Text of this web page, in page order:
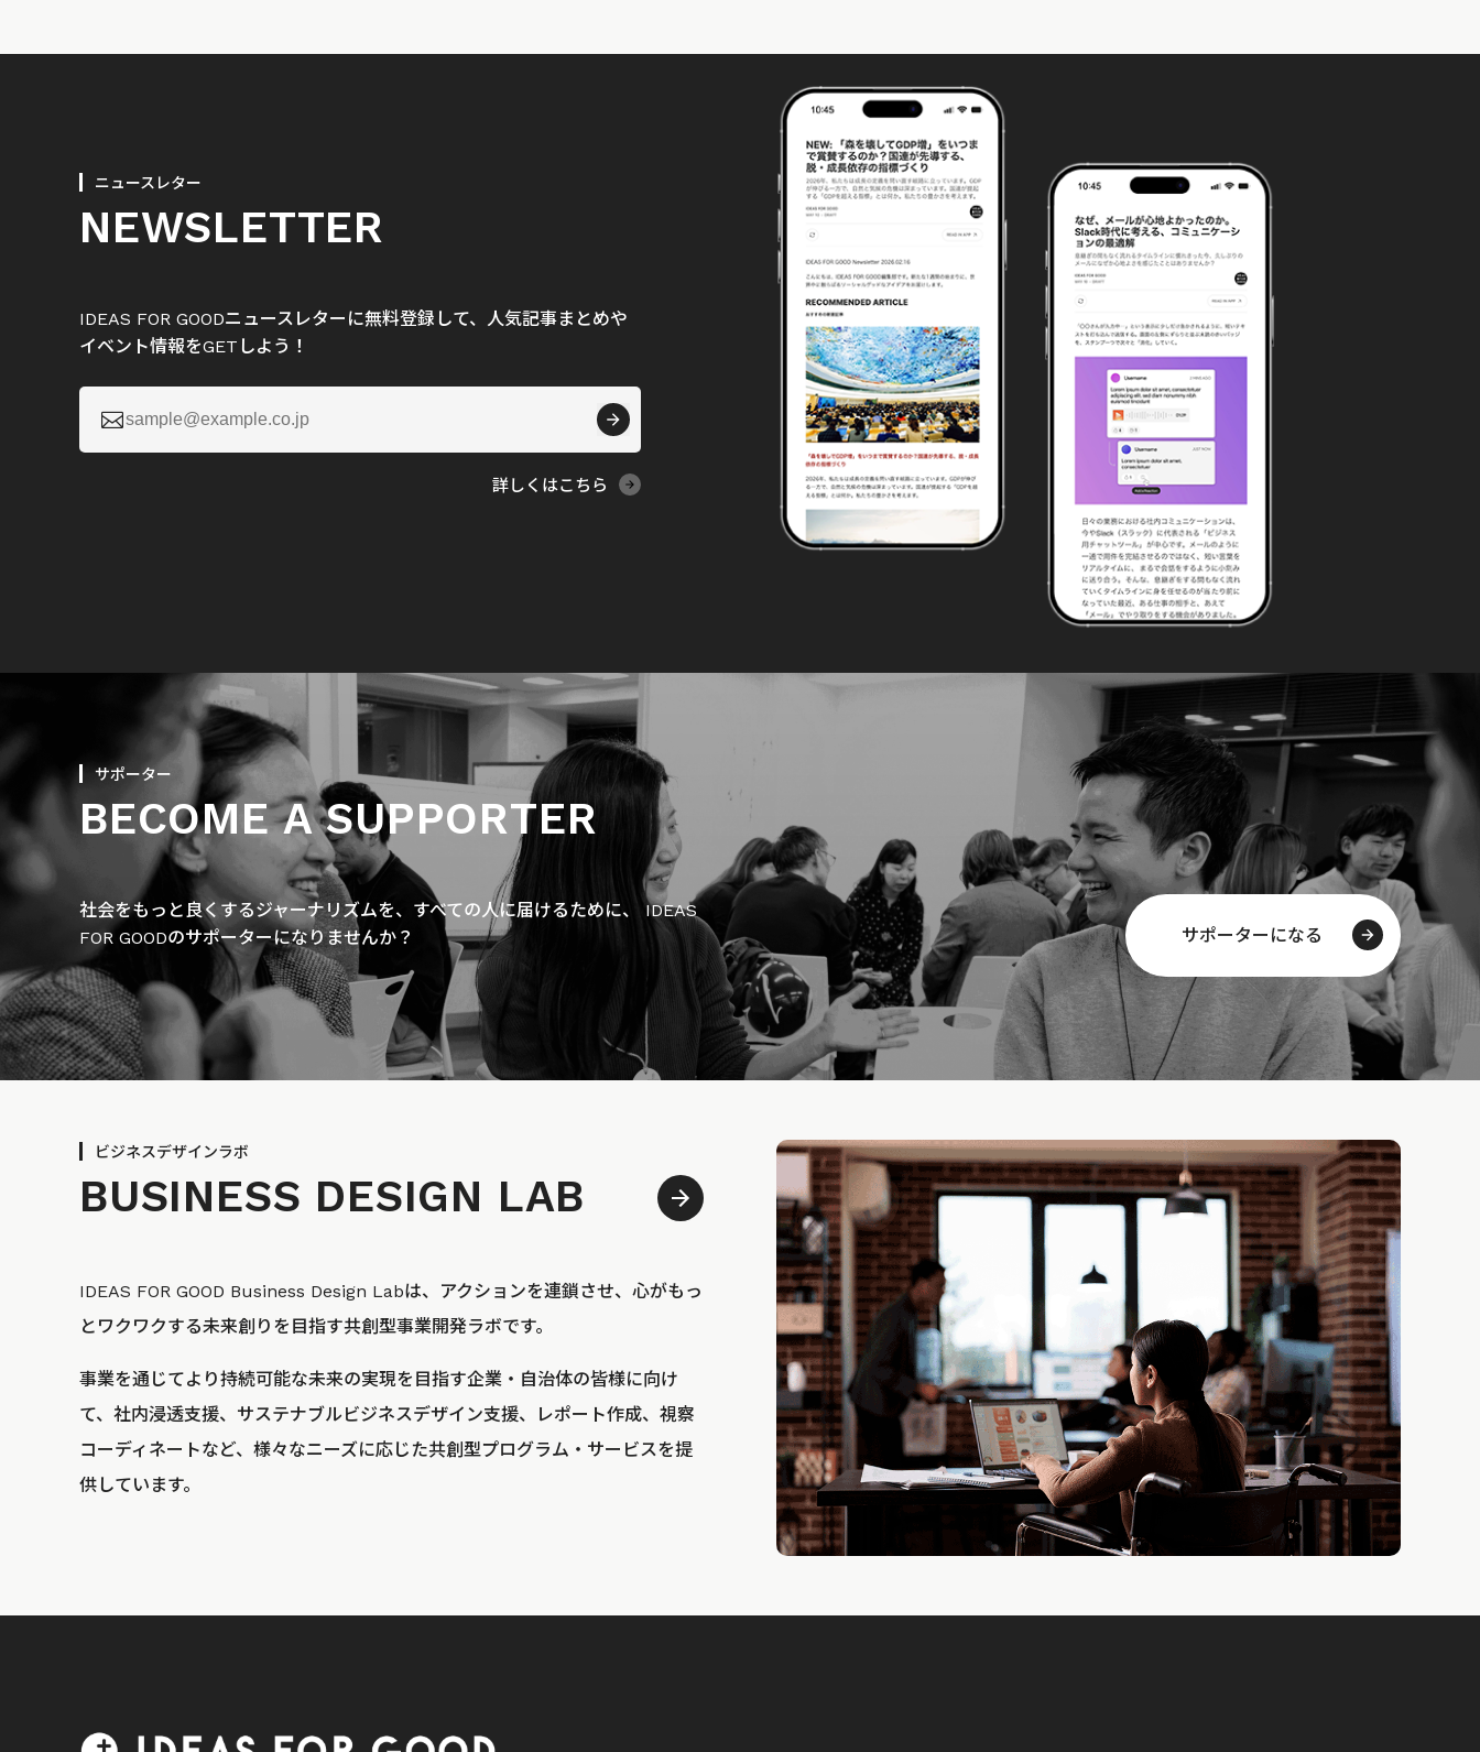
ニュースレター
NEWSLETTER
IDEAS FOR GOODニュースレターに無料登録して、人気記事まとめや
イベント情報をGETしよう！

詳しくはこちら
サポーター
BECOME A SUPPORTER
社会をもっと良くするジャーナリズムを、すべての人に届けるために、 IDEAS
FOR GOODのサポーターになりませんか？
サポーターになる
ビジネスデザインラボ
BUSINESS DESIGN LAB
IDEAS FOR GOOD Business Design Labは、アクションを連鎖させ、心がもっ
とワクワクする未来創りを目指す共創型事業開発ラボです。
事業を通じてより持続可能な未来の実現を目指す企業・自治体の皆様に向け
て、社内浸透支援、サステナブルビジネスデザイン支援、レポート作成、視察
コーディネートなど、様々なニーズに応じた共創型プログラム・サービスを提
供しています。